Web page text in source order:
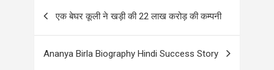
navigation
एक बेघर कूली ने खड़ी की 22 लाख करोड़ की कम्पनी
Ananya Birla Biography Hindi Success Story